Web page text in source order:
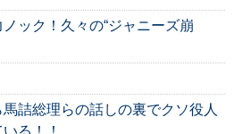
ック！久々の“ジャニーズ崩
詰総理らの話しの裏でクソ役人
る！！